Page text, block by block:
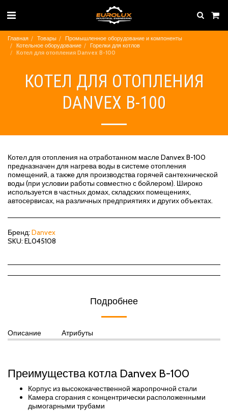
Главная Товары
Промышленное оборудование и компоненты
Котельное оборудование
Горелки для котлов
Котел для отопления Danvex B-100
КОТЕЛ ДЛЯ ОТОПЛЕНИЯ
DANVEX B-100
Котел для отопления на отработанном масле Danvex B-100
предназначен для нагрева воды в системе отопления
помещений, а также для производства горячей сантехнической
воды (при условии работы совместно с бойлером). Широко
используется в частных домах, складских помещениях,
автосервисах, на различных предприятиях и других объектах.
Бренд: Danvex
SKU: EL045108
Подробнее
Описание Атрибуты
Преимущества котла Danvex B-100
Корпус из высококачественной жаропрочной стали
Камера сгорания с концентрически расположенными
дымогарными трубами